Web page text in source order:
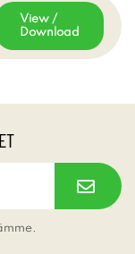
View /
Download